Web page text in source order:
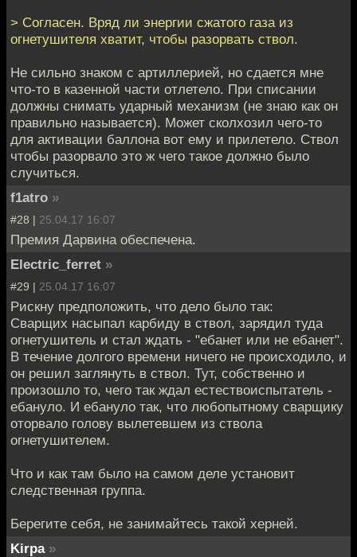
> Согласен. Вряд ли энергии сжатого газа из
огнетушителя хватит, чтобы разорвать ствол.
Не сильно знаком с артиллерией, но сдается мне
что-то в казенной части отлетело. При списании
должны снимать ударный механизм (не знаю как он
правильно называется). Может сколхозил чего-то
для активации баллона вот ему и прилетело. Ствол
чтобы разорвало это ж чего такое должно было
случиться.
f1atro »
#28 | 25.04.17 16:07
Премия Дарвина обеспечена.
Electric_ferret »
#29 | 25.04.17 16:07
Рискну предположить, что дело было так:
Сварщих насыпал карбиду в ствол, зарядил туда
огнетушитель и стал ждать - "ебанет или не ебанет".
В течение долгого времени ничего не происходило, и
он решил заглянуть в ствол. Тут, собственно и
произошло то, чего так ждал естествоиспытатель -
ебануло. И ебануло так, что любопытному сварщику
оторвало голову вылетевшем из ствола
огнетушителем.
Что и как там было на самом деле установит
следственная группа.
Берегите себя, не занимайтесь такой херней.
Kirpa »